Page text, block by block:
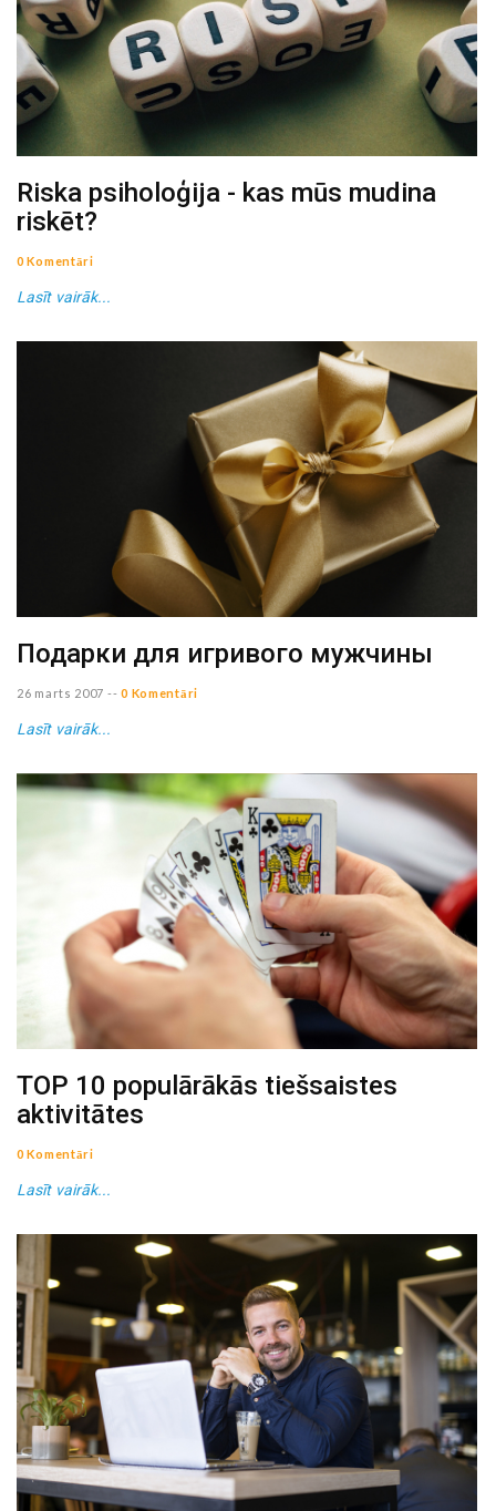
Riska psiholoģija - kas mūs mudina
riskēt?
0 Komentāri
Lasīt vairāk...
Подарки для игривого мужчины
26 marts 2007 -- 0 Komentāri
Lasīt vairāk...
TOP 10 populārākās tiešsaistes
aktivitātes
0 Komentāri
Lasīt vairāk...